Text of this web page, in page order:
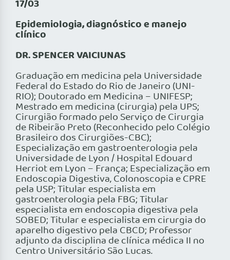
17/03
Epidemiologia, diagnóstico e manejo
clínico
DR. SPENCER VAICIUNAS
Graduação em medicina pela Universidade
Federal do Estado do Rio de Janeiro (UNI-
RIO); Doutorado em Medicina – UNIFESP;
Mestrado em medicina (cirurgia) pela UPS;
Cirurgião formado pelo Serviço de Cirurgia
de Ribeirão Preto (Reconhecido pelo Colégio
Brasileiro dos Cirurgiões-CBC);
Especialização em gastroenterologia pela
Universidade de Lyon / Hospital Edouard
Herriot em Lyon – França; Especialização em
Endoscopia Digestiva, Colonoscopia e CPRE
pela USP; Titular especialista em
gastroenterologia pela FBG; Titular
especialista em endoscopia digestiva pela
SOBED; Titular e especialista em cirurgia do
aparelho digestivo pela CBCD; Professor
adjunto da disciplina de clínica médica II no
Centro Universitário São Lucas.